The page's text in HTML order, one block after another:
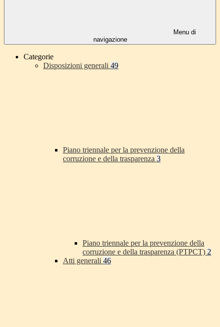
Menu di
navigazione
Categorie
Disposizioni generali 49
Piano triennale per la prevenzione della
corruzione e della trasparenza 3
Piano triennale per la prevenzione della
corruzione e della trasparenza (PTPCT) 2
Atti generali 46